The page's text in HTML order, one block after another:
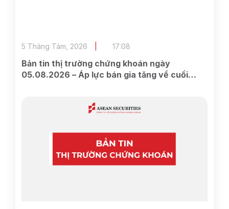
Bản tin thị trường chứng khoán ngày
05.08.2026 – Áp lực bán gia tăng về cuối
5 Tháng Tám, 2026 17:08